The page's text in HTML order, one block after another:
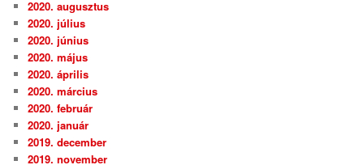
2020. augusztus
2020. július
2020. június
2020. május
2020. április
2020. március
2020. február
2020. január
2019. december
2019. november